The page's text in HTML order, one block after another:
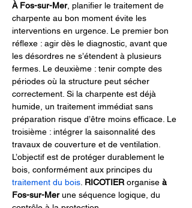
À Fos-sur-Mer, planifier le traitement de
charpente au bon moment évite les
interventions en urgence. Le premier bon
réflexe : agir dès le diagnostic, avant que
les désordres ne s’étendent à plusieurs
fermes. Le deuxième : tenir compte des
périodes où la structure peut sécher
correctement. Si la charpente est déjà
humide, un traitement immédiat sans
préparation risque d’être moins efficace. Le
troisième : intégrer la saisonnalité des
travaux de couverture et de ventilation.
L’objectif est de protéger durablement le
bois, conformément aux principes du
traitement du bois RICOTIER organise à
Fos-sur-Mer une séquence logique, du